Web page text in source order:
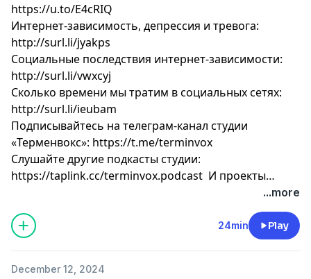
https://u.to/E4cRIQ
Интернет-зависимость, депрессия и тревога:
http://surl.li/jyakps
Социальные последствия интернет-зависимости:
http://surl.li/vwxcyj
Сколько времени мы тратим в социальных сетях:
http://surl.li/ieubam
Подписывайтесь на телеграм-канал студии
«Терменвокс»: https://t.me/terminvox
Слушайте другие подкасты студии:
https://taplink.cc/terminvox.podcast И проекты
...more
24min Play
December 12, 2024